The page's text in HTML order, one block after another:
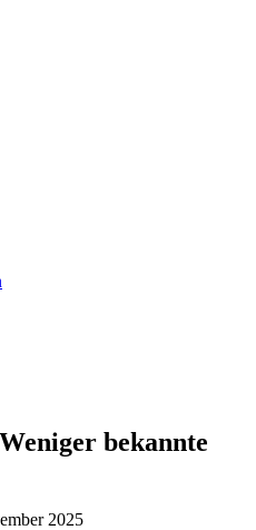
bekannte
2025